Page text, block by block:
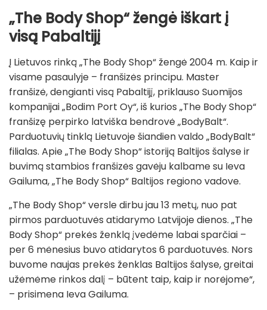
„The Body Shop“ žengė iškart į
visą Pabaltijį
Į Lietuvos rinką „The Body Shop“ žengė 2004 m. Kaip ir
visame pasaulyje – franšizės principu. Master
franšizė, dengianti visą Pabaltijį, priklauso Suomijos
kompanijai „Bodim Port Oy“, iš kurios „The Body Shop“
franšizę perpirko latviška bendrovė „BodyBalt“.
Parduotuvių tinklą Lietuvoje šiandien valdo „BodyBalt“
filialas. Apie „The Body Shop“ istoriją Baltijos šalyse ir
buvimą stambios franšizės gavėju kalbame su Ieva
Gailuma, „The Body Shop“ Baltijos regiono vadove.
„The Body Shop“ versle dirbu jau 13 metų, nuo pat
pirmos parduotuvės atidarymo Latvijoje dienos. „The
Body Shop“ prekės ženklą įvedėme labai sparčiai –
per 6 mėnesius buvo atidarytos 6 parduotuvės. Nors
buvome naujas prekės ženklas Baltijos šalyse, greitai
užėmėme rinkos dalį – būtent taip, kaip ir norėjome“,
– prisimena Ieva Gailuma.